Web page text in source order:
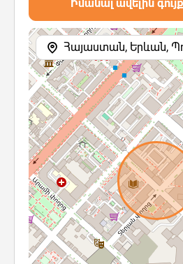
Իմանալ ավելին
Հայաստան, Երևան,